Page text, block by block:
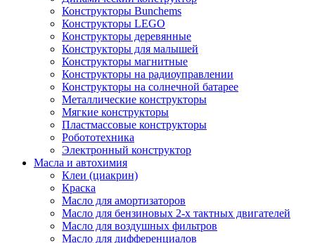
Конструкторы Bunchems
Конструкторы LEGO
Конструкторы деревянные
Конструкторы для малышей
Конструкторы магнитные
Конструкторы на радиоуправлении
Конструкторы на солнечной батарее
Металлические конструкторы
Мягкие конструкторы
Пластмассовые конструкторы
Робототехника
Электронный конструктор
Масла и автохимия
Клеи (циакрин)
Краска
Масло для амортизаторов
Масло для бензиновых 2-х тактных двигателей
Масло для воздушных фильтров
Масло для дифференциалов